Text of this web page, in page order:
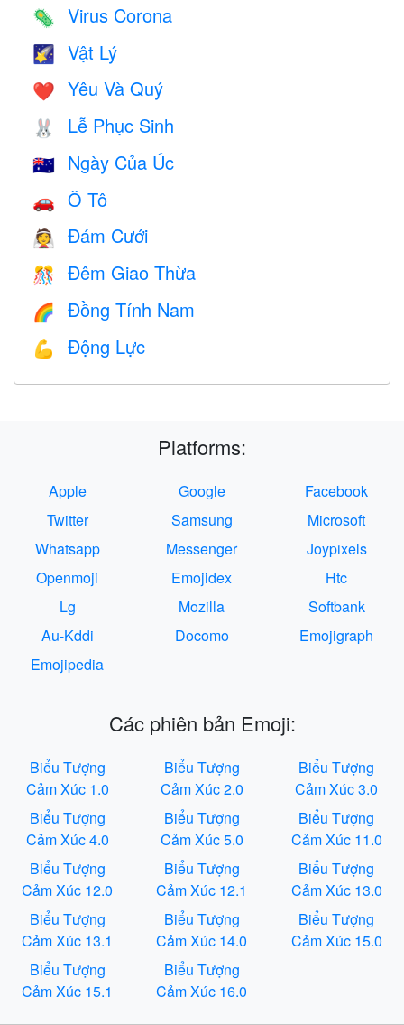
🦠 Virus Corona
🌠 Vật Lý
❤️️ Yêu Và Quý
🐰 Lễ Phục Sinh
🇦🇺 Ngày Của Úc
🚗 Ô Tô
👰 Đám Cưới
🎊 Đêm Giao Thừa
🌈 Đồng Tính Nam
💪 Động Lực
Platforms:
Apple Google
Facebook
Twitter
Samsung
Microsoft
Whatsapp
Messenger
Joypixels
Openmoji
Emojidex
Htc
Lg
Mozilla
Softbank
Au-Kddi
Docomo
Emojigraph
Emojipedia
Các phiên bản Emoji:
Biểu Tượng
Cảm Xúc 1.0
Biểu Tượng
Cảm Xúc 2.0
Biểu Tượng
Cảm Xúc 3.0
Biểu Tượng
Cảm Xúc 4.0
Biểu Tượng
Cảm Xúc 5.0
Biểu Tượng
Cảm Xúc 11.0
Biểu Tượng
Cảm Xúc 12.0
Biểu Tượng
Cảm Xúc 12.1
Biểu Tượng
Cảm Xúc 13.0
Biểu Tượng
Cảm Xúc 13.1
Biểu Tượng
Cảm Xúc 14.0
Biểu Tượng
Cảm Xúc 15.0
Biểu Tượng
Cảm Xúc 15.1
Biểu Tượng
Cảm Xúc 16.0